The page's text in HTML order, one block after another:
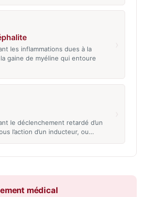
les inflammations dues à la
gaine de myéline qui entoure
le déclenchement retardé d’un
l’action d’un inducteur, ou…
médical